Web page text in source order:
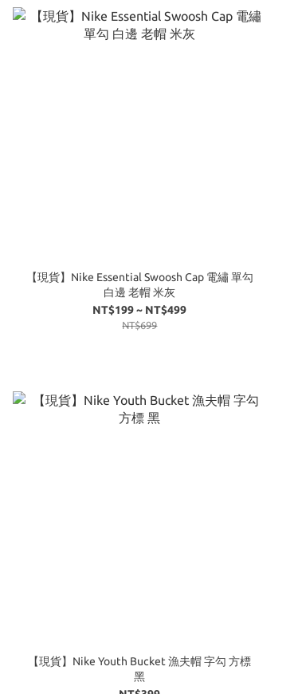
【現貨】Nike Essential Swoosh Cap 電繡 單勾
白邊 老帽 米灰
NT$199 ~ NT$499
NT$699
【現貨】Nike Youth Bucket 漁夫帽 字勾 方標
黑